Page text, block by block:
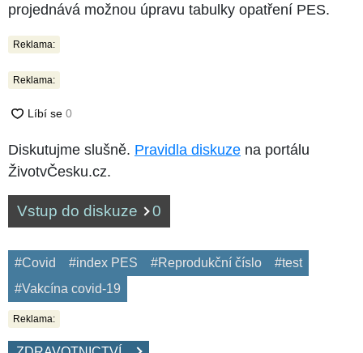
projednává možnou úpravu tabulky opatření PES.
Reklama:
Reklama:
Diskutujme slušně. Pravidla diskuze na portálu
ŽivotvČesku.cz.
Vstup do diskuze 0
#Covid #index PES #Reprodukční číslo
#test
#Vakcína covid-19
Reklama: